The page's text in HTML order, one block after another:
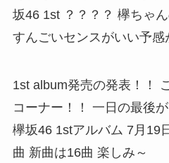
坂46 1st ？？？？ 欅ちゃ
すんごいセンスがいい予感
1st album発売の発表！！
コーナー！！ 一日の最後
欅坂46 1stアルバム 7月19
曲 新曲は16曲 楽しみ～